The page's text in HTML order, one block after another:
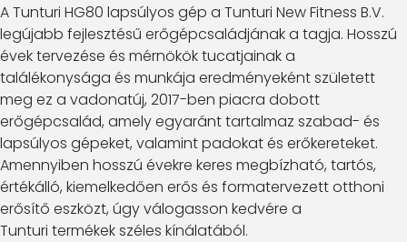
A Tunturi HG80 lapsúlyos gép a Tunturi New Fitness B.V.
legújabb fejlesztésű erőgépcsaládjának a tagja. Hosszú
évek tervezése és mérnökök tucatjainak a
találékonysága és munkája eredményeként született
meg ez a vadonatúj, 2017-ben piacra dobott
erőgépcsalád, amely egyaránt tartalmaz szabad- és
lapsúlyos gépeket, valamint padokat és erőkereteket.
Amennyiben hosszú évekre keres megbízható, tartós,
értékálló, kiemelkedően erős és formatervezett otthoni
erősítő eszközt, úgy válogasson kedvére a
Tunturi termékek széles kínálatából.